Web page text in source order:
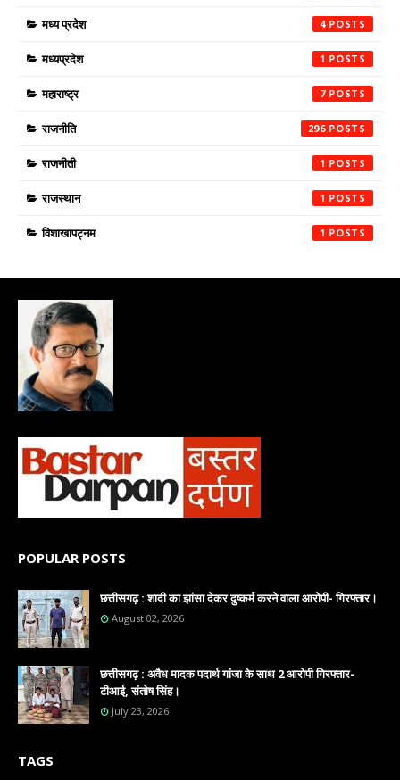
मध्य प्रदेश 4
मध्यप्रदेश 1
महाराष्ट्र 7
राजनीति 296
राजनीती 1
राजस्थान 1
विशाखापट्नम 1
POPULAR POSTS
छत्तीसगढ़ : शादी का झांसा देकर दुष्कर्म करने वाला आरोपी- गिरफ्तार।
August 02, 2026
छत्तीसगढ़ : अवैध मादक पदार्थ गांजा के साथ 2 आरोपी गिरफ्तार-
टीआई, संतोष सिंह।
July 23, 2026
TAGS